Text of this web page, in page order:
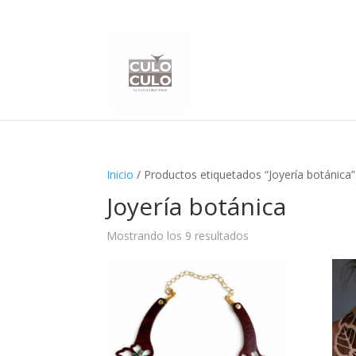
Inicio / Productos etiquetados “Joyería botánica”
Joyería botánica
Mostrando los 9 resultados